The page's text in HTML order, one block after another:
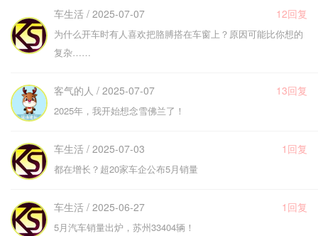
车生活 / 2025-07-07 12回复
为什么开车时有人喜欢把胳膊搭在车窗上？原因可能比你想的
复杂……
客气的人 / 2025-07-07 13回复
2025年，我开始想念雪佛兰了！
车生活 / 2025-07-03 1回复
都在增长？超20家车企公布5月销量
车生活 / 2025-06-27 1回复
5月汽车销量出炉，苏州33404辆！